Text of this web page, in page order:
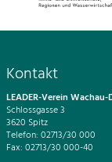
Kontakt
LEADER-Verein
Schlossgasse 3
3620 Spitz
Telefon: 02713/30 000
Fax: 02713/30 000-40